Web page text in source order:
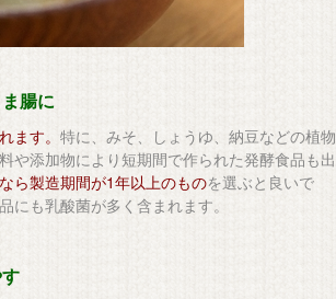
腸に
ます。 特に、みそ、しょうゆ、納豆などの植物
や添加物により短期間で作られた発酵食品も出
ら製造期間が1年以上のものを選ぶと良いで
にも乳酸菌が多く含まれます。